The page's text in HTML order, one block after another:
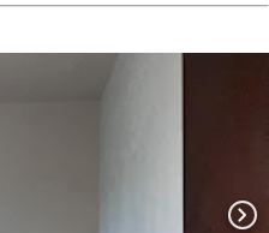
chevron_right